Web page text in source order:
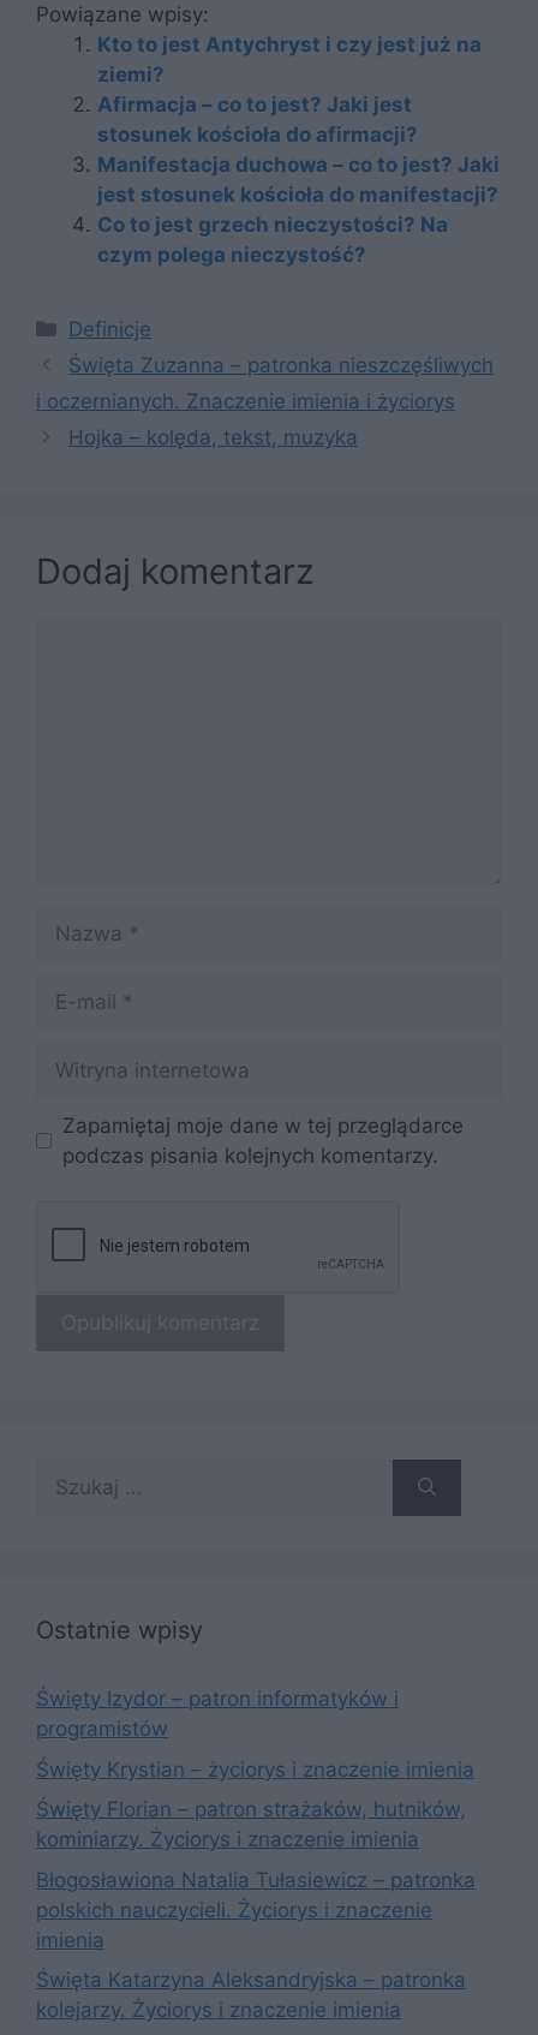
Powiązane wpisy:
Kto to jest Antychryst i czy jest już na
ziemi?
Afirmacja – co to jest? Jaki jest
stosunek kościoła do afirmacji?
Manifestacja duchowa – co to jest? Jaki
jest stosunek kościoła do manifestacji?
Co to jest grzech nieczystości? Na
czym polega nieczystość?
Kategorie
Definicje
Święta Zuzanna – patronka nieszczęśliwych
i oczernianych. Znaczenie imienia i życiorys
Hojka – kolęda, tekst, muzyka
Dodaj komentarz
mail
internetowa
Zapamiętaj moje dane w tej przeglądarce
podczas pisania kolejnych komentarzy.
Ostatnie wpisy
Święty Izydor – patron informatyków i
programistów
Święty Krystian – życiorys i znaczenie imienia
Święty Florian – patron strażaków, hutników,
kominiarzy. Życiorys i znaczenie imienia
Błogosławiona Natalia Tułasiewicz – patronka
polskich nauczycieli. Życiorys i znaczenie
imienia
Święta Katarzyna Aleksandryjska – patronka
kolejarzy. Życiorys i znaczenie imienia